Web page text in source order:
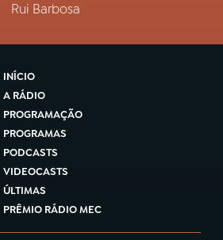
Rui Barbosa
INÍCIO
A RÁDIO
PROGRAMAÇÃO
PROGRAMAS
PODCASTS
VIDEOCASTS
ÚLTIMAS
PRÊMIO RÁDIO MEC